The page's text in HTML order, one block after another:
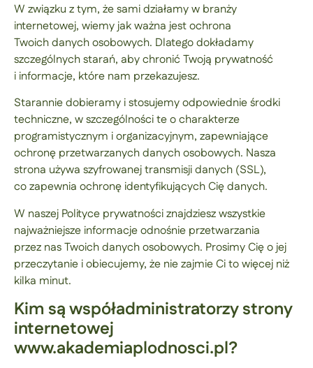
W związku z tym, że sami działamy w branży
internetowej, wiemy jak ważna jest ochrona
Twoich danych osobowych. Dlatego dokładamy
szczególnych starań, aby chronić Twoją prywatność
i informacje, które nam przekazujesz.
Starannie dobieramy i stosujemy odpowiednie środki
techniczne, w szczególności te o charakterze
programistycznym i organizacyjnym, zapewniające
ochronę przetwarzanych danych osobowych. Nasza
strona używa szyfrowanej transmisji danych (SSL),
co zapewnia ochronę identyfikujących Cię danych.
W naszej Polityce prywatności znajdziesz wszystkie
najważniejsze informacje odnośnie przetwarzania
przez nas Twoich danych osobowych. Prosimy Cię o jej
przeczytanie i obiecujemy, że nie zajmie Ci to więcej niż
kilka minut.
Kim są współadministratorzy strony
internetowej
www.akademiaplodnosci.pl?